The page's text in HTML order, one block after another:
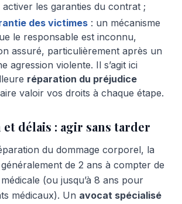
les garanties du contrat ;
des victimes : un mécanisme
le responsable est inconnu,
assuré, particulièrement après un
agression violente. Il s’agit ici
réparation du préjudice
valoir vos droits à chaque étape.
délais : agir sans tarder
du dommage corporel, la
de 2 ans à compter de
(ou jusqu’à 8 ans pour
médicaux). Un avocat spécialisé